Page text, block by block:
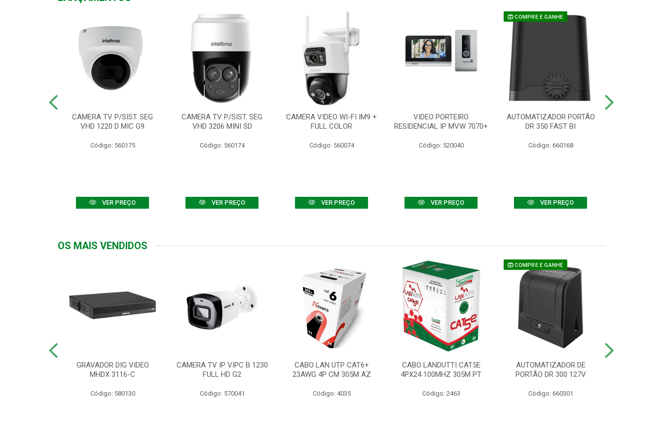
CAMERA TV P/SIST. SEG
VHD 1220 D MIC G9
Código: 560175
VER PREÇO
CAMERA TV P/SIST. SEG
VHD 3206 MINI SD
Código: 560174
VER PREÇO
CAMERA VIDEO WI-FI IM9 +
FULL COLOR
Código: 560074
VER PREÇO
VIDEO PORTEIRO
RESIDENCIAL IP MVW 7070+
Código: 520040
VER PREÇO
COMPRE E GANHE
AUTOMATIZADOR PORTÃO
DR 350 FAST BI
Código: 660168
VER PREÇO
OS MAIS VENDIDOS
GRAVADOR DIG VIDEO
MHDX 3116-C
Código: 580130
CAMERA TV IP VIPC B 1230
FULL HD G2
Código: 570041
CABO LAN UTP CAT6+
23AWG 4P CM 305M AZ
Código: 4035
CABO LANDUTTI CAT5E
4PX24 100MHZ 305M PT
Código: 2463
COMPRE E GANHE
AUTOMATIZADOR DE
PORTÃO DR 300 127V
Código: 660301